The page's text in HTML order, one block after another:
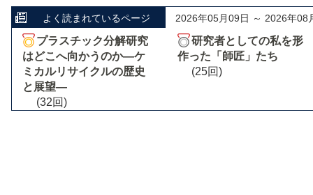
よく読まれているページ 2026年05月09日 ～ 2026年08
プラスチック分解研究
はどこへ向かうのか―ケ
ミカルリサイクルの歴史
と展望―
(32回)
研究者としての私を形
作った「師匠」たち
(25回)